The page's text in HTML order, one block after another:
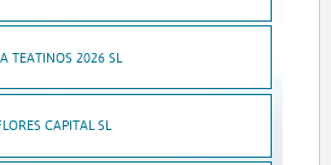
TEATINOS 2026 SL
CAPITAL SL